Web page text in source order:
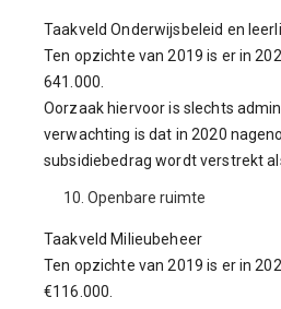
Taakveld Onderwijsbeleid en
Ten opzichte van 2019 is er in
641.000.
Oorzaak hiervoor is slechts
verwachting is dat in 2020
subsidiebedrag wordt verstrekt
Openbare ruimte
Taakveld Milieubeheer
Ten opzichte van 2019 is er in
€116.000.